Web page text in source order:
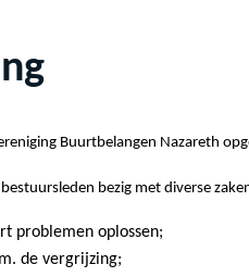
Buurtbelangen Nazareth
bezig met diverse
problemen oplossen;
de vergrijzing;